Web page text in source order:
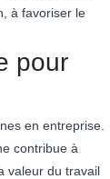
à favoriser le
pour
en entreprise.
contribue à
valeur du travail